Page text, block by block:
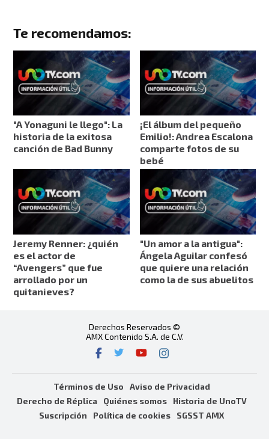
Te recomendamos:
"A Yonaguni le llego": La
historia de la exitosa
canción de Bad Bunny
¡El álbum del pequeño
Emilio!: Andrea Escalona
comparte fotos de su
bebé
Jeremy Renner: ¿quién
es el actor de
“Avengers” que fue
arrollado por un
quitanieves?
"Un amor a la antigua":
Ángela Aguilar confesó
que quiere una relación
como la de sus abuelitos
Derechos Reservados ©
AMX Contenido S.A. de C.V.
Términos de Uso
Aviso de Privacidad
Derecho de Réplica
Quiénes somos
Historia de UnoTV
Suscripción
Política de cookies SGSST AMX